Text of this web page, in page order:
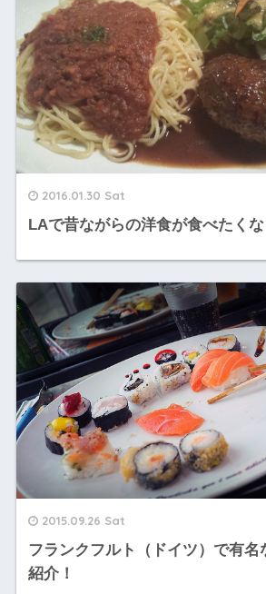
2016.01.30 Sat
LAで昔ながらの洋食が食べたくな
2015.09.26 Sat
フランクフルト（ドイツ）で有名
紹介！